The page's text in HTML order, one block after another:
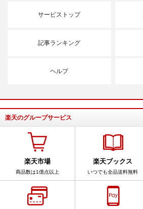
サービストップ
記事ランキング
ヘルプ
楽天のグループサービス
楽天市場
商品数は1億点以上
楽天ブックス
いつでも全品送料無料